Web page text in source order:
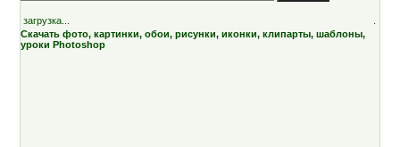
загрузка...
Скачать фото, картинки, обои, рисунки, иконки, клипарты, шаблоны,
уроки Photoshop